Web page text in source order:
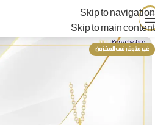
Skip to navigation
Skip to main content
غير متوفر فى المخزون